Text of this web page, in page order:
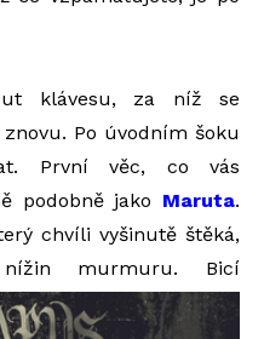
klávesu, za níž se
Po úvodním šoku
První věc, co vás
podobně jako Maruta.
chvíli vyšinutě štěká,
murmuru. Bicí